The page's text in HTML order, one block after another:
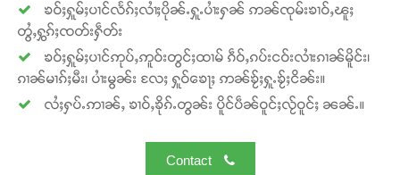
ၶဝ်ႈႁူမ်ႈပၢင်လႅၵ်ႈလၢႆႈပိုၼ်ႉႁူႉပၢႆးႁၼ် ဢၼ်ၸုမ်းၶၢဝ်ႇၽူႈ
တွႆႇႁွၵ်ႈၸတ်းႁဵတ်း
ၶဝ်ႈႁူမ်ႈပၢင်ဢုပ်ႇဢူဝ်းတွင်ႈထၢမ် ၵဵဝ်ႇၵပ်းငဝ်းလၢႆးၵၢၼ်မိူင်း၊
ၵၢၼ်မၢၵ်ႈမီး၊ ပၢႆးမွၼ်း လႄႈ ႁူဝ်ၶေႃႈ ဢၼ်ၶႂ်ႈႁူႉၶႂ်ႈငိၼ်း။
လႆႈႁပ်ႉဢၢၼ်ႇ ၶၢဝ်ႇၶိုၵ်ႉတွၼ်း ပိူင်ပဵၼ်ဝူင်ႈလႂ်ဝူင်ႈ ၼၼ်ႉ။
Contact